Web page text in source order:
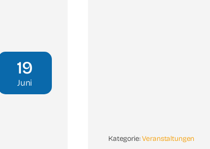
19
Juni
Kategorie:Veranstaltungen